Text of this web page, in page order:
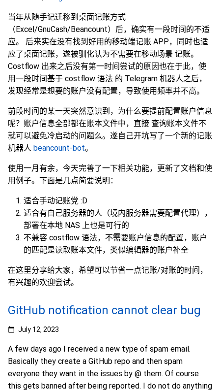
当年从随手记迁移到桌面记账方式
（Excel/GnuCash/Beancount）后，确实有一段时间的不适
应。 后来实在没有找到好用的移动端记账 APP，同时也适
应了桌面记账，遂被驯化认为不需要在移动场景 记账。
Costflow 出来之后没有第一时间尝试的原因也在于此，使
用一段时间基于 costflow 语法 的 Telegram 机器人之后，
发现经常是想要的账户没有配置，导致使用频率并不高。
前段时间的某一天突然意识到，为什么要提前配置账户信息
呢？账户信息全部都在账本文件中，直接 查询账本文件不
就可以避免冷启动的问题么。遂自己开坑写了一个新的记账
机器人 beancount-bot。
使用一月有余，今天完善了一下相关功能，更新了文档和使
用例子。下面是几点简要说明：
适合手动记账党 :D
适合有自己服务器的人（境内服务器需要配置代理），
部署在本地 NAS 上也是可行的
不兼容 costflow 语法，不需要账户信息的配置，账户
的匹配是读取账本文件，类似编辑器的账户补全
在这里分享给大家，希望可以节省一点记账/对账的时间，
有兴趣的欢迎尝试。
GitHub notification cannot clear bug
July 12, 2023
A few days ago I received a new type of spam email.
Basically they create a GitHub repo and then spam
everyone they want in the issues by @ them. Of course
this gets banned after being reported. I do not do anything